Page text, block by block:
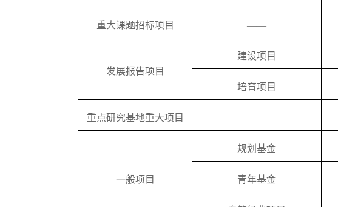
重大课题招标项目 ——
发展报告项目
建设项目
培育项目
重点研究基地重大项目 ——
一般项目
规划基金
青年基金